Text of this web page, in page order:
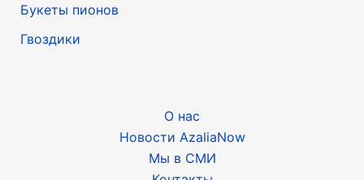
Букеты пионов
Гвоздики
О нас
Новости AzaliaNow
Мы в СМИ